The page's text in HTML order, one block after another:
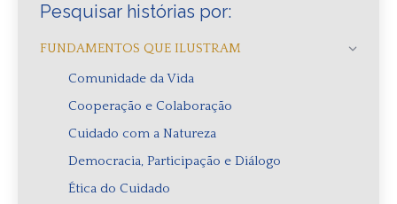
Pesquisar histórias por:
FUNDAMENTOS QUE ILUSTRAM
Comunidade da Vida
Cooperação e Colaboração
Cuidado com a Natureza
Democracia, Participação e Diálogo
Ética do Cuidado